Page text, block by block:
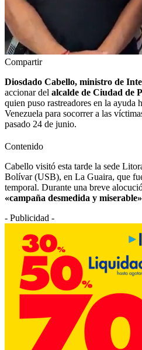
Compartir
Diosdado Cabello, ministro de
accionar del alcalde de Ciudad de
quien puso rastreadores en la ayuda
Venezuela para socorrer a las
pasado 24 de junio.
Contenido
Cabello visitó esta tarde la sede
Bolívar (USB), en La Guaira, que
temporal. Durante una breve
«campaña desmedida y miserable»
- Publicidad -